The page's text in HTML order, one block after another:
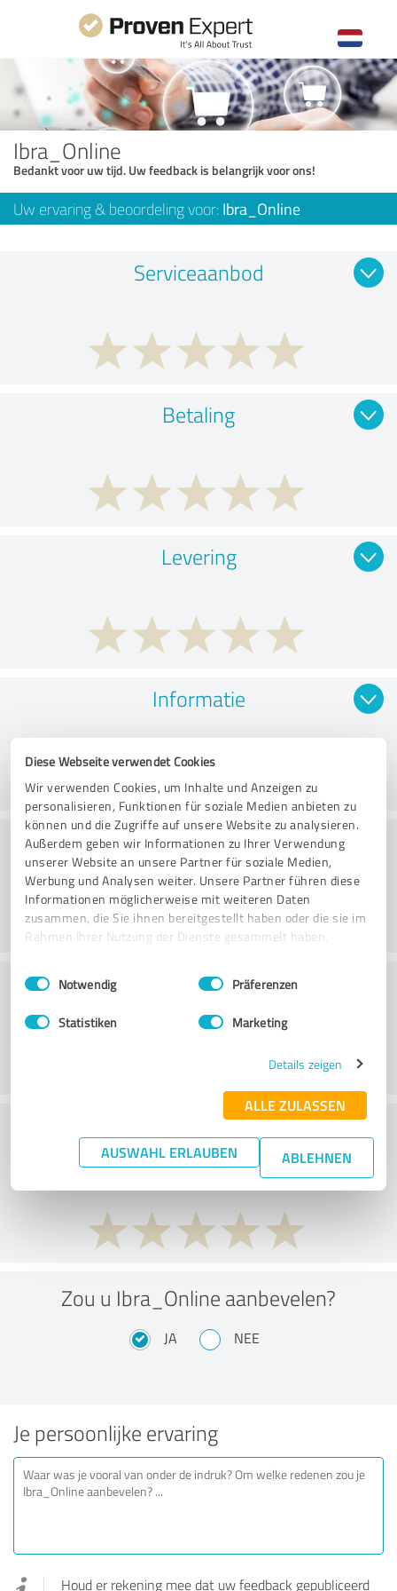
Diese Webseite verwendet Cookies
Wir verwenden Cookies, um Inhalte und Anzeigen zu
personalisieren, Funktionen für soziale Medien anbieten zu
können und die Zugriffe auf unsere Website zu analysieren.
Außerdem geben wir Informationen zu Ihrer Verwendung
unserer Website an unsere Partner für soziale Medien,
Werbung und Analysen weiter. Unsere Partner führen diese
Informationen möglicherweise mit weiteren Daten
zusammen, die Sie ihnen bereitgestellt haben oder die sie im
Rahmen Ihrer Nutzung der Dienste gesammelt haben.
Impressum Datenschutzbestimmungen
Einwilligungsauswahl
Notwendig Präferenzen
Statistiken Marketing
Details zeigen
ALLE ZULASSEN
AUSWAHL ERLAUBEN ABLEHNEN
Ibra_Online
Bedankt voor uw tijd. Uw feedback is belangrijk voor ons!
Uw ervaring & beoordeling voor: Ibra_Online
Serviceaanbod
Betaling
Levering
Informatie
Website
Klantenservice
Wat vind je van de prijs-
prestatieverhouding?
Zou u Ibra_Online aanbevelen?
JA NEE
Je persoonlijke ervaring
Houd er rekening mee dat uw feedback gepubliceerd